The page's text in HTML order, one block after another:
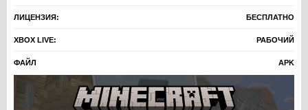
ЛИЦЕНЗИЯ: БЕСПЛАТНО
XBOX LIVE: РАБОЧИЙ
ФАЙЛ APK